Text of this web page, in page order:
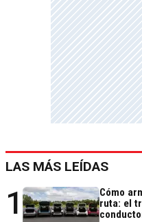
LAS MÁS LEÍDAS
1
Cómo
ruta: el